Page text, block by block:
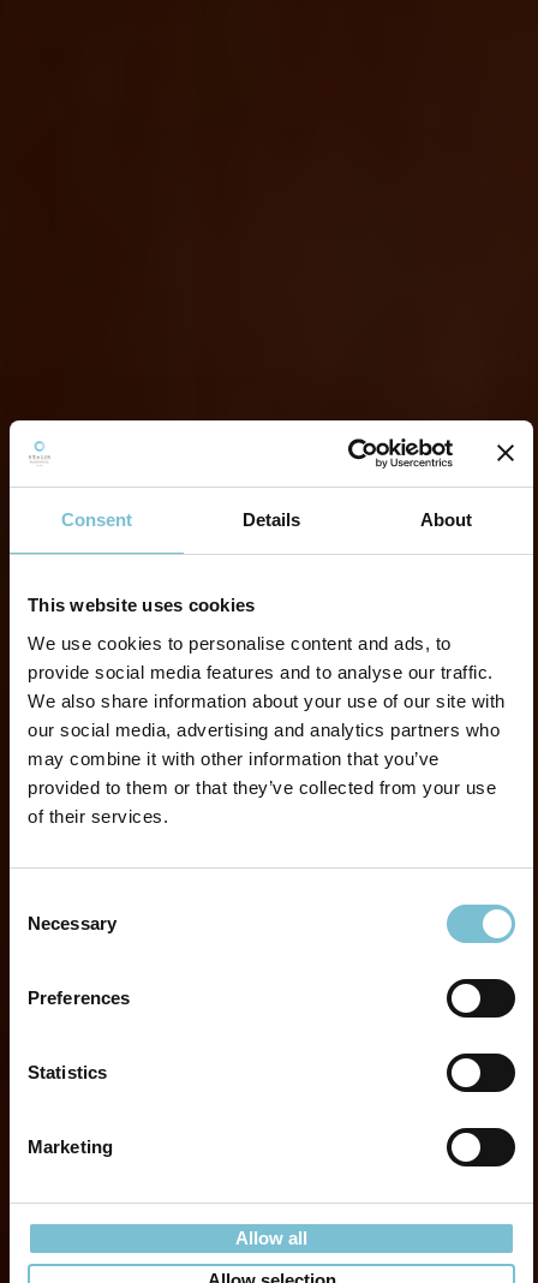
Consent Details About
This website uses cookies
We use cookies to personalise content and ads, to
provide social media features and to analyse our traffic.
We also share information about your use of our site with
our social media, advertising and analytics partners who
may combine it with other information that you’ve
provided to them or that they’ve collected from your use
of their services.
Selection
Necessary
Preferences
Statistics
Marketing
Allow all